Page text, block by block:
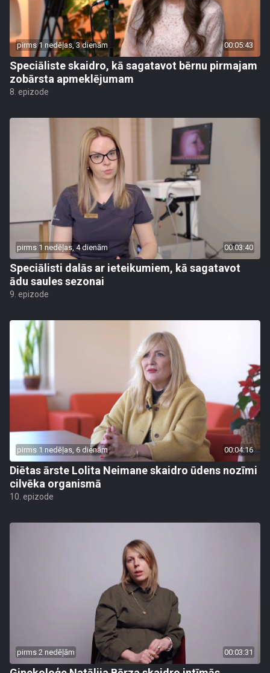
pirms 1 nedēļas, 3 dienām 00:05:43
Speciāliste skaidro, kā sagatavot bērnu pirmajam
zobārsta apmeklējumam
8. epizode
pirms 1 nedēļas, 4 dienām 00:03:40
Speciālisti dalās ar ieteikumiem, kā sagatavot
ādu saules sezonai
9. epizode
pirms 1 nedēļas, 6 dienām 00:04:16
Diētas ārste Lolita Neimane skaidro ūdens nozīmi
cilvēka organismā
10. epizode
pirms 2 nedēļām 00:03:31